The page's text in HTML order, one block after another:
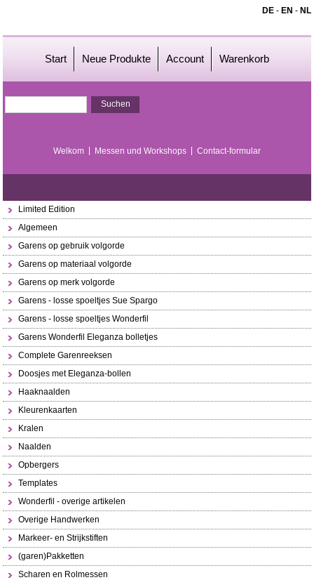
DE- EN - NL
Start Neue Produkte Account Warenkorb
Welkom Messen und Workshops Contact-formular
Limited Edition
Algemeen
Garens op gebruik volgorde
Garens op materiaal volgorde
Garens op merk volgorde
Garens - losse spoeltjes Sue Spargo
Garens - losse spoeltjes Wonderfil
Garens Wonderfil Eleganza bolletjes
Complete Garenreeksen
Doosjes met Eleganza-bollen
Haaknaalden
Kleurenkaarten
Kralen
Naalden
Opbergers
Templates
Wonderfil - overige artikelen
Overige Handwerken
Markeer- en Strijkstiften
(garen)Pakketten
Scharen en Rolmessen